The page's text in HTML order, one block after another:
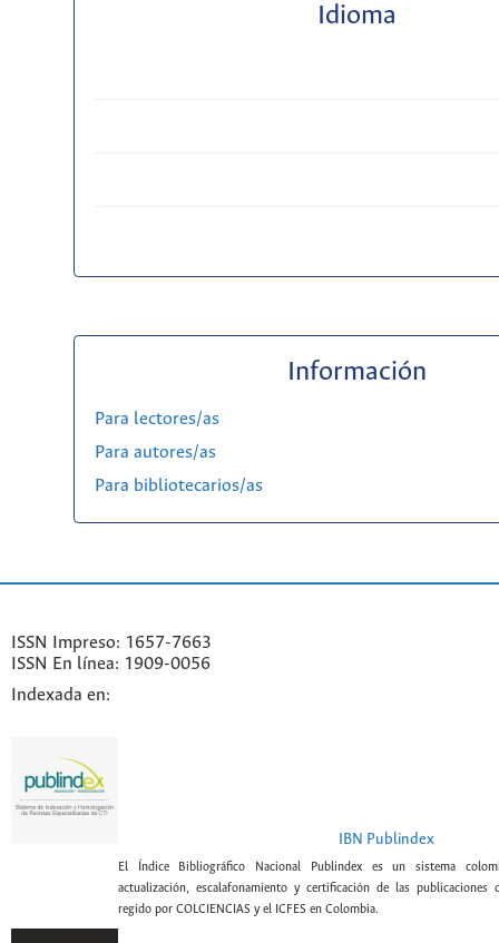
Idioma
Información
Para lectores/as
Para autores/as
Para bibliotecarios/as
ISSN Impreso: 1657-7663
ISSN En línea: 1909-0056
Indexada en:
IBN Publindex
El Índice Bibliográfico Nacional Publindex es un sistema
actualización, escalafonamiento y certificación de las publicaciones
regido por COLCIENCIAS y el ICFES en Colombia.